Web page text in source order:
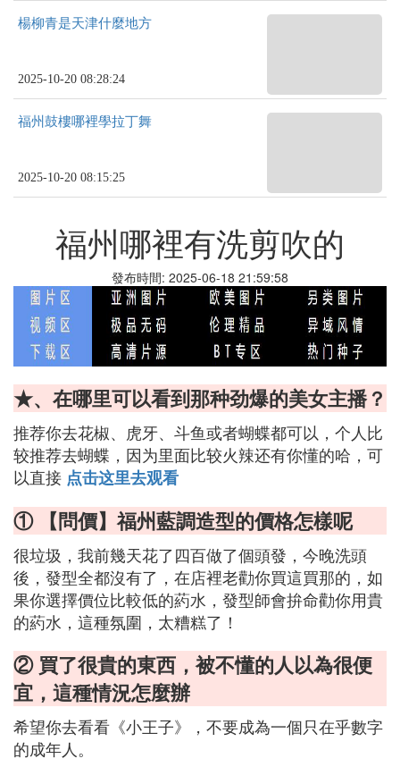
楊柳青是天津什麼地方
2025-10-20 08:28:24
福州鼓樓哪裡學拉丁舞
2025-10-20 08:15:25
福州哪裡有洗剪吹的
發布時間: 2025-06-18 21:59:58
★、在哪里可以看到那种劲爆的美女主播？
推荐你去花椒、虎牙、斗鱼或者蝴蝶都可以，个人比
较推荐去蝴蝶，因为里面比较火辣还有你懂的哈，可
以直接 点击这里去观看
① 【問價】福州藍調造型的價格怎樣呢
很垃圾，我前幾天花了四百做了個頭發，今晚洗頭
後，發型全都沒有了，在店裡老勸你買這買那的，如
果你選擇價位比較低的葯水，發型師會拚命勸你用貴
的葯水，這種氛圍，太糟糕了！
② 買了很貴的東西，被不懂的人以為很便
宜，這種情況怎麼辦
希望你去看看《小王子》，不要成為一個只在乎數字
的成年人。